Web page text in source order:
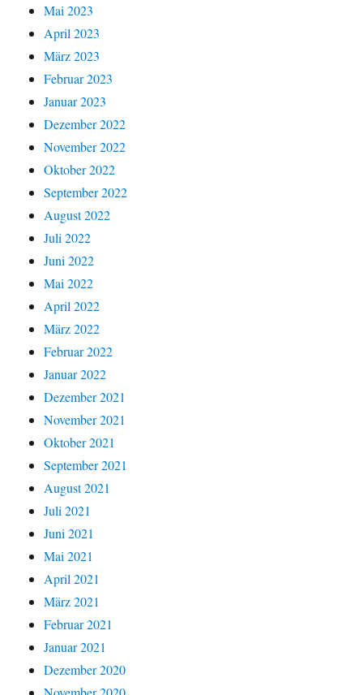
Mai 2023
April 2023
März 2023
Februar 2023
Januar 2023
Dezember 2022
November 2022
Oktober 2022
September 2022
August 2022
Juli 2022
Juni 2022
Mai 2022
April 2022
März 2022
Februar 2022
Januar 2022
Dezember 2021
November 2021
Oktober 2021
September 2021
August 2021
Juli 2021
Juni 2021
Mai 2021
April 2021
März 2021
Februar 2021
Januar 2021
Dezember 2020